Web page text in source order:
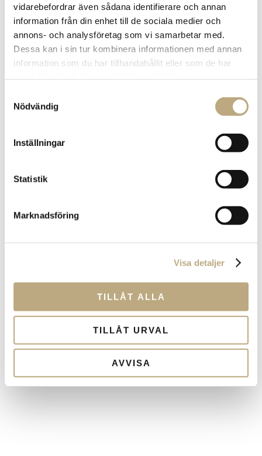
vidarebefordrar även sådana identifierare och annan
information från din enhet till de sociala medier och
annons- och analysföretag som vi samarbetar med.
Dessa kan i sin tur kombinera informationen med annan
information som du har tillhandahållit eller som de har
Nödvändig
Inställningar
Statistik
Marknadsföring
Visa detaljer
TILLÅT ALLA
TILLÅT URVAL
AVVISA
utsedd till
Branschvinnare